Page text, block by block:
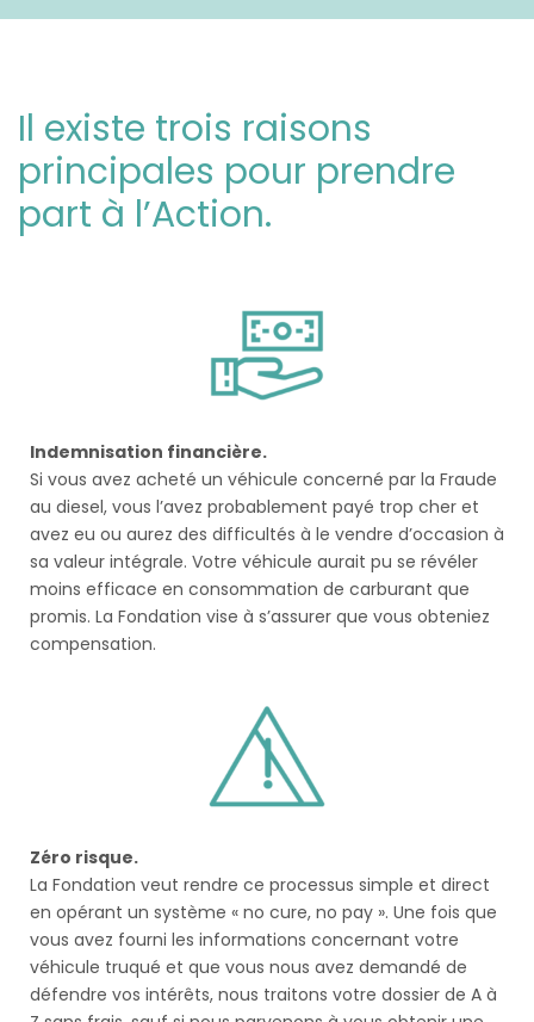
Il existe trois raisons
principales pour prendre
part à l’Action.
Indemnisation financière.
Si vous avez acheté un véhicule concerné par la Fraude
au diesel, vous l’avez probablement payé trop cher et
avez eu ou aurez des difficultés à le vendre d’occasion à
sa valeur intégrale. Votre véhicule aurait pu se révéler
moins efficace en consommation de carburant que
promis. La Fondation vise à s’assurer que vous obteniez
compensation.
Zéro risque.
La Fondation veut rendre ce processus simple et direct
en opérant un système « no cure, no pay ». Une fois que
vous avez fourni les informations concernant votre
véhicule truqué et que vous nous avez demandé de
défendre vos intérêts, nous traitons votre dossier de A à